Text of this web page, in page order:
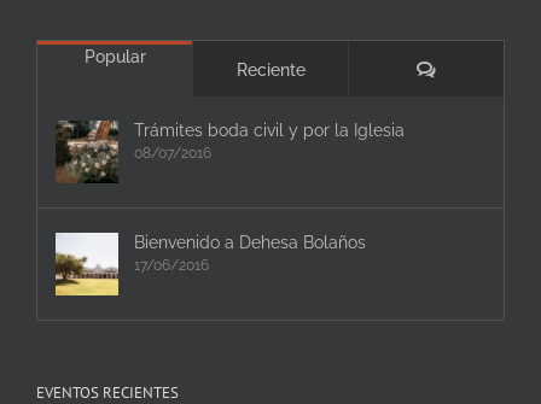
Popular
Reciente Comentarios
Trámites boda civil y por la Iglesia
08/07/2016
Bienvenido a Dehesa Bolaños
17/06/2016
EVENTOS RECIENTES